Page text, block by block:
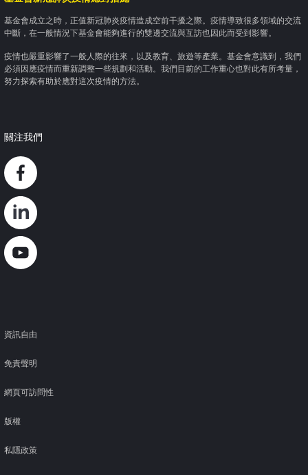
基金會成立之時，正值新冠肺炎疫情造成空前干擾之際。疫情導致很多領域的交流
中斷，在一般情況下基金會能夠進行的雙邊交流與互訪也因此而受到影響。
疫情也嚴重影響了一般人際的往來，以及教育、旅遊等產業。基金會意識到，我們
必須因應疫情而重新調整一些規劃和活動。我們目前的工作重心也對此有所考量，
努力探索有助於應對這次疫情的方法。
關注我們
Footer
資訊自由
免責聲明
網頁可訪問性
版權
私隱政策